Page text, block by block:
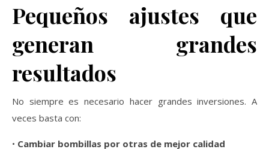
Pequeños ajustes que
generan grandes
resultados
No siempre es necesario hacer grandes inversiones. A
veces basta con:
• Cambiar bombillas por otras de mejor calidad